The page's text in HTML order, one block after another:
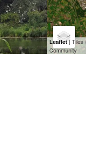
Leaflet| Tiles
Community